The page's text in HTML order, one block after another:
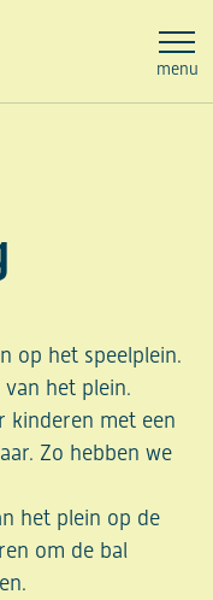
menu
op het speelplein.
het plein.
kinderen met een
Zo hebben we
het plein op de
om de bal